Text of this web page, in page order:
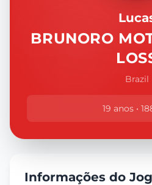
BRUNORO
Brazil
19 anos •
Informações do